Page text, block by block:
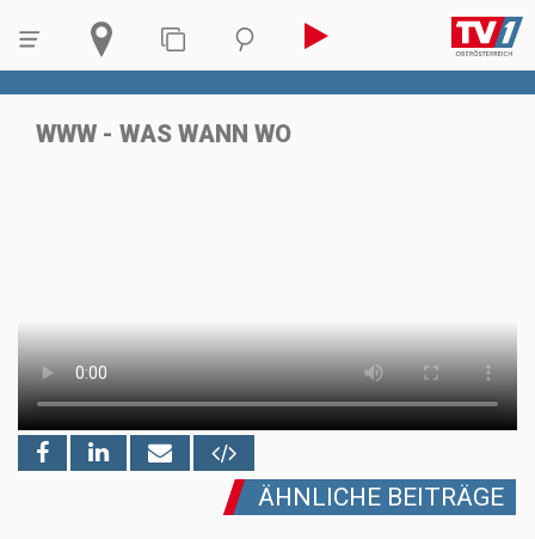
WWW - WAS WANN WO
ÄHNLICHE BEITRÄGE